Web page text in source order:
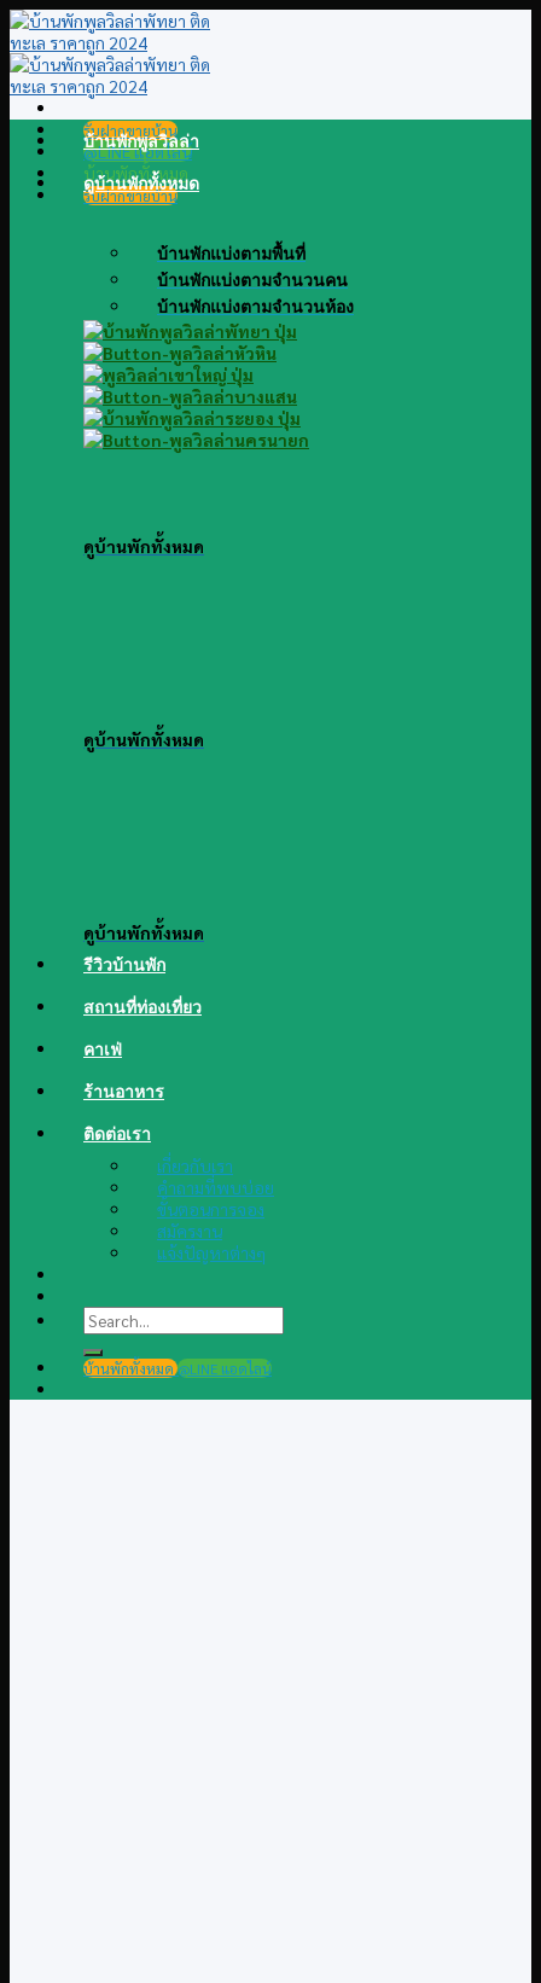
Skip
to
content
รับฝากขายบ้าน
@LINE แอดไลน์
บ้านพักทั้งหมด
รับฝากขายบ้าน
บ้านพักพูลวิลล่า
ดูบ้านพักทั้งหมด
บ้านพักแบ่งตามพื้นที่
บ้านพักแบ่งตามจำนวนคน
บ้านพักแบ่งตามจำนวนห้อง
ดูบ้านพักทั้งหมด
ดูบ้านพักทั้งหมด
ดูบ้านพักทั้งหมด
รีวิวบ้านพัก
สถานที่ท่องเที่ยว
คาเฟ่
ร้านอาหาร
ติดต่อเรา
เกี่ยวกับเรา
คำถามที่พบบ่อย
ขั้นตอนการจอง
สมัครงาน
แจ้งปัญหาต่างๆ
Search
for:
บ้านพักทั้งหมด @LINE แอดไลน์